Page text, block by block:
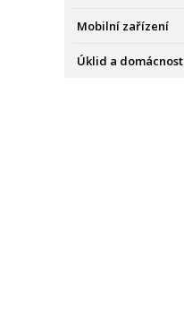
Mobilní zařízení
Úklid a domácnost